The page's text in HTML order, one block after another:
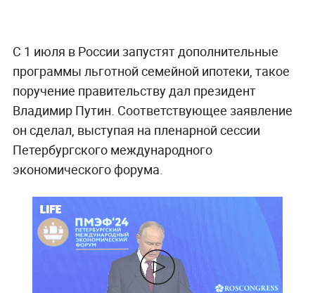
С 1 июля в России запустят дополнительные
программы льготной семейной ипотеки, такое
поручение правительству дал президент
Владимир Путин. Соответствующее заявление
он сделал, выступая на пленарной сессии
Петербургского международного
экономического форума.